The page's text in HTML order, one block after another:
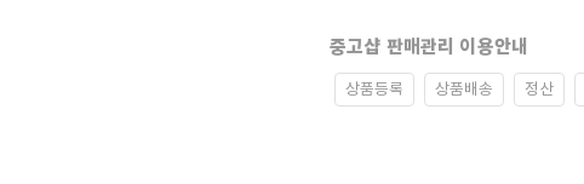
중고샵 판매관리 이용안내
상품등록 상품배송 정산